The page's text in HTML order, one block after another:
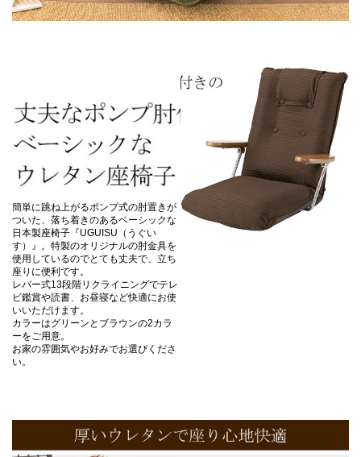
簡単に跳ね上がるポンプ式の肘置きが
ついた、落ち着きのあるベーシックな
日本製座椅子『UGUISU（うぐい
す）』。特製のオリジナルの肘金具を
使用しているのでとても丈夫で、立ち
座りに便利です。
レバー式13段階リクライニングでテレ
ビ鑑賞や読書、お昼寝など快適にお使
いいただけます。
カラーはグリーンとブラウンの2カラ
ーをご用意。
お家の雰囲気やお好みでお選びくださ
い。